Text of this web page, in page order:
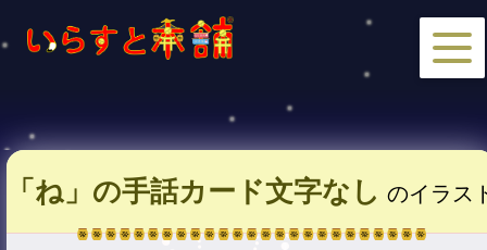
「ね」の手話カード文字なし のイラス